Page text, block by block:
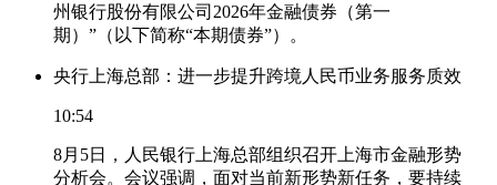
州银行股份有限公司2026年金融债券（第一
期）”（以下简称“本期债券”）。
央行上海总部：进一步提升跨境人民币业务服务质效
10:54
8月5日，人民银行上海总部组织召开上海市金融形势
分析会。会议强调，面对当前新形势新任务，要持续